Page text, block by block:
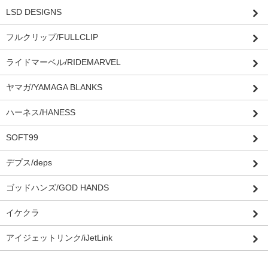
LSD DESIGNS
フルクリップ/FULLCLIP
ライドマーベル/RIDEMARVEL
ヤマガ/YAMAGA BLANKS
ハーネス/HANESS
SOFT99
デプス/deps
ゴッドハンズ/GOD HANDS
イケクラ
アイジェットリンク/iJetLink